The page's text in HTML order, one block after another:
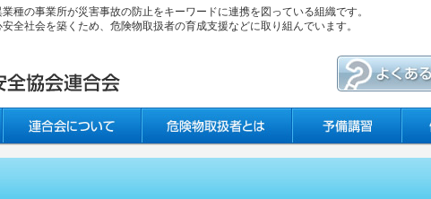
種の事業所が災害事故の防止をキーワードに連携を図っている組織です。
全社会を築くため、危険物取扱者の育成支援などに取り組んでいます。